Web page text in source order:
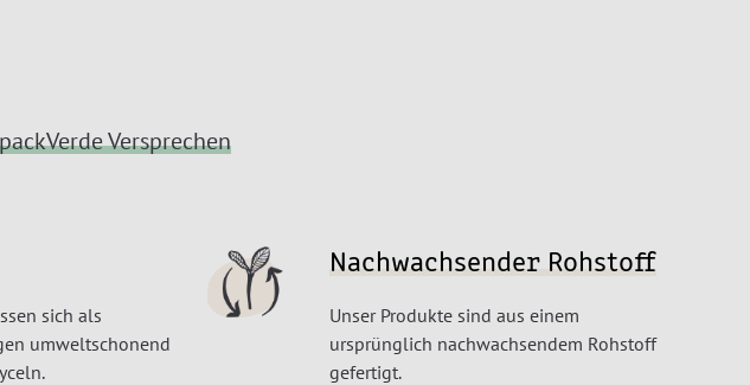
Versprechen
sich als
umweltschonend
Nachwachsender Rohstoff
Unser Produkte sind aus einem
ursprünglich nachwachsendem Rohstoff
gefertigt.